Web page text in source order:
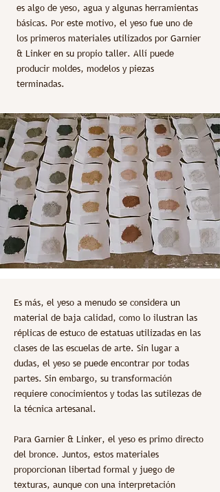
es algo de yeso, agua y algunas herramientas
básicas. Por este motivo, el yeso fue uno de
los primeros materiales utilizados por Garnier
& Linker en su propio taller. Allí puede
producir moldes, modelos y piezas
terminadas.
Es más, el yeso a menudo se considera un
material de baja calidad, como lo ilustran las
réplicas de estuco de estatuas utilizadas en las
clases de las escuelas de arte. Sin lugar a
dudas, el yeso se puede encontrar por todas
partes. Sin embargo, su transformación
requiere conocimientos y todas las sutilezas de
la técnica artesanal.
Para Garnier & Linker, el yeso es primo directo
del bronce. Juntos, estos materiales
proporcionan libertad formal y juego de
texturas, aunque con una interpretación